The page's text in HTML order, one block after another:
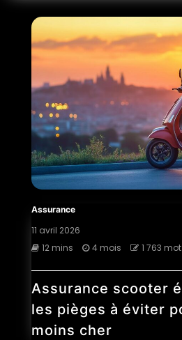
Assurance
11 avril 2026
12 mins
4 mois 1 763 mot
Assurance scooter
les pièges à éviter
moins cher